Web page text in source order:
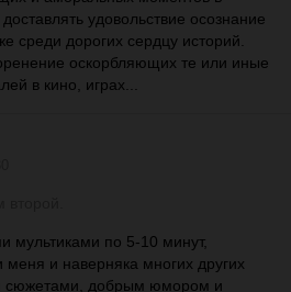
удовольствие осознание
среди дорогих сердцу историй.
оскорбляющих те или иные
в кино, играх...
мультиками по 5-10 минут,
и наверняка многих других
сюжетами, добрым юмором и